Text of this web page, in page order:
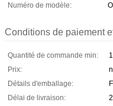
Numéro de modèle:
Conditions de paiement
Quantité de commande min:
Prix:
Détails d'emballage:
Délai de livraison: